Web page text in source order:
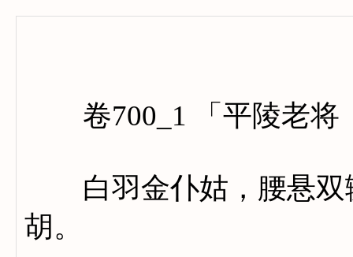
卷700_1 「平陵老将
白羽金仆姑，腰悬双
胡。